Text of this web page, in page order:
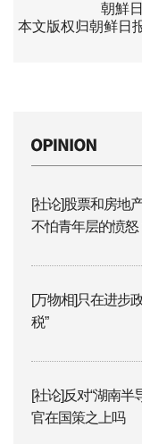
朝鮮
本文版权归朝鲜日
[社论]股票和房地
不怕青年层的愤怒
[万物相]只在进步
税”
[社论]反对“湖南半
官在国策之上吗